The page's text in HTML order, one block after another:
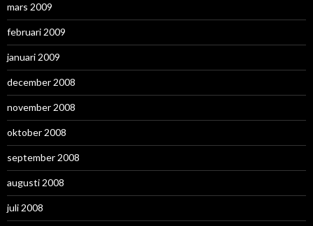
mars 2009
februari 2009
januari 2009
december 2008
november 2008
oktober 2008
september 2008
augusti 2008
juli 2008